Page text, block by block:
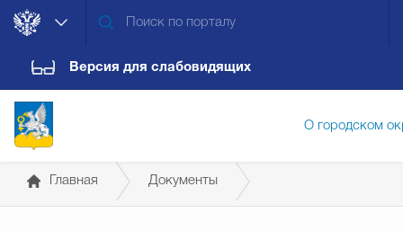
Версия для слабовидящих
О городском
Главная Документы